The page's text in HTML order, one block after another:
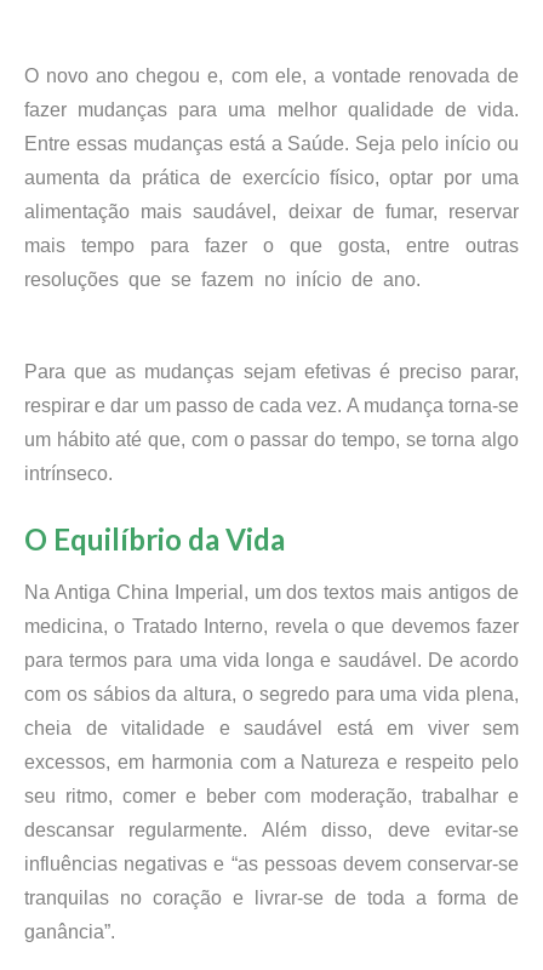
O novo ano chegou e, com ele, a vontade renovada de
fazer mudanças para uma melhor qualidade de vida.
Entre essas mudanças está a Saúde. Seja pelo início ou
aumenta da prática de exercício físico, optar por uma
alimentação mais saudável, deixar de fumar, reservar
mais tempo para fazer o que gosta, entre outras
resoluções que se fazem no início de ano.
Para que as mudanças sejam efetivas é preciso parar,
respirar e dar um passo de cada vez. A mudança torna-se
um hábito até que, com o passar do tempo, se torna algo
intrínseco.
O Equilíbrio da Vida
Na Antiga China Imperial, um dos textos mais antigos de
medicina, o Tratado Interno, revela o que devemos fazer
para termos para uma vida longa e saudável. De acordo
com os sábios da altura, o segredo para uma vida plena,
cheia de vitalidade e saudável está em viver sem
excessos, em harmonia com a Natureza e respeito pelo
seu ritmo, comer e beber com moderação, trabalhar e
descansar regularmente. Além disso, deve evitar-se
influências negativas e “as pessoas devem conservar-se
tranquilas no coração e livrar-se de toda a forma de
ganância”.